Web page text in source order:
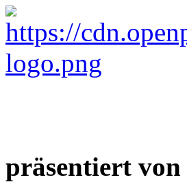
präsentiert von